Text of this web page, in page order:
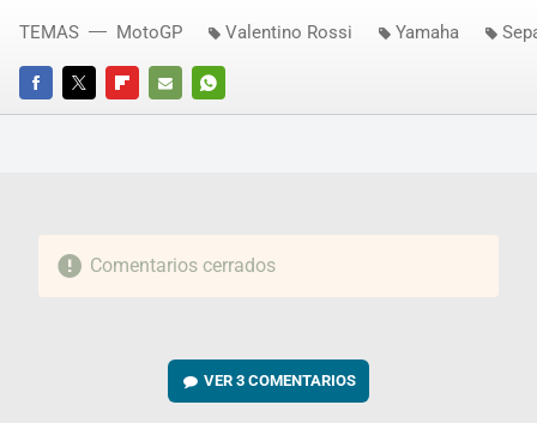
FACEBOOKTWITTERFLIPBOARD
E-
WHATSAPP
TEMAS MotoGP Valentino Rossi Yamaha
Comentarios cerrados
VER3 COMENTARIOS